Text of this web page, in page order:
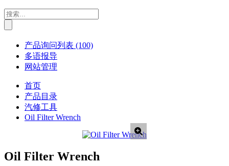
产品询问列表 (100)
多语报导
网站管理
首页
产品目录
汽修工具
Oil Filter Wrench
Oil Filter Wrench